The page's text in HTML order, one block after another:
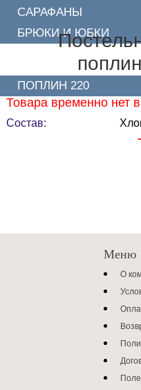
САРАФАНЫ
БРЮКИ И ЮБКИ
ПОСТЕЛЬНОЕ
ПОПЛИН 220
Состав:
Товара временно нет
Меню
О